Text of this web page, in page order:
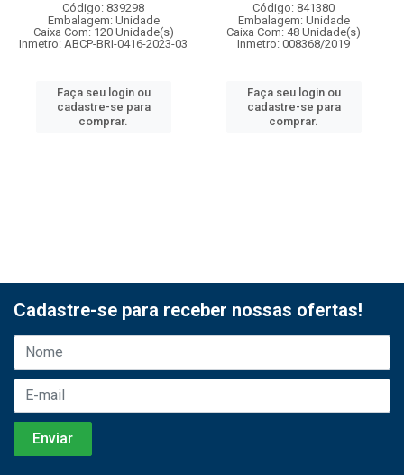
Código: 839298
Embalagem: Unidade
Caixa Com: 120 Unidade(s)
Inmetro: ABCP-BRI-0416-2023-03
Faça seu login ou
cadastre-se para
comprar.
Código: 841380
Embalagem: Unidade
Caixa Com: 48 Unidade(s)
Inmetro: 008368/2019
Faça seu login ou
cadastre-se para
comprar.
Cadastre-se para receber nossas ofertas!